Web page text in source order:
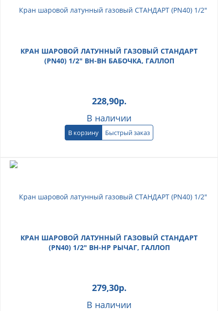
КРАН ШАРОВОЙ ЛАТУННЫЙ ГАЗОВЫЙ СТАНДАРТ
(PN40) 1/2" ВН-ВН БАБОЧКА, ГАЛЛОП
228,90р.
В наличии
В корзину Быстрый заказ
КРАН ШАРОВОЙ ЛАТУННЫЙ ГАЗОВЫЙ СТАНДАРТ
(PN40) 1/2" ВН-НР РЫЧАГ, ГАЛЛОП
279,30р.
В наличии